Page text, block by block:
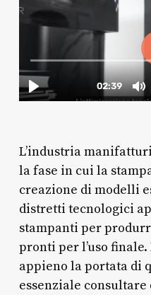
L’industria
la fase in cui la
creazione di modelli
distretti tecnologici
stampanti per
pronti per l’uso
appieno la portata di
essenziale consultare